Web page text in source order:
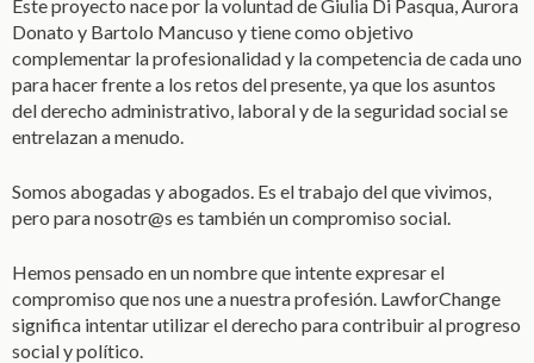
Este proyecto nace por la voluntad de Giulia Di Pasqua, Aurora
Donato y Bartolo Mancuso y tiene como objetivo
complementar la profesionalidad y la competencia de cada uno
para hacer frente a los retos del presente, ya que los asuntos
del derecho administrativo, laboral y de la seguridad social se
entrelazan a menudo.
Somos abogadas y abogados. Es el trabajo del que vivimos,
pero para nosotr@s es también un compromiso social.
Hemos pensado en un nombre que intente expresar el
compromiso que nos une a nuestra profesión. LawforChange
significa intentar utilizar el derecho para contribuir al progreso
social y político.